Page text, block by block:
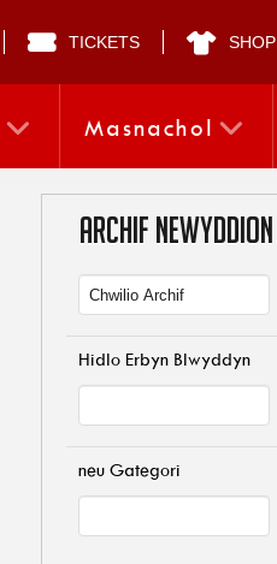
TICKETS SHOP
Masnachol
ARCHIF NEWYDDION
Hidlo Erbyn Blwyddyn
neu Gategori